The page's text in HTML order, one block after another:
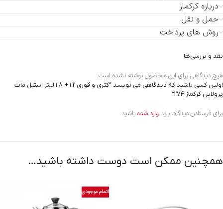
درباره کرکماز
حمل و نقل
روش های پرداخت
نقد و بررسی‌ها
هیچ دیدگاهی برای این محصول نوشته نشده است.
اولین کسی باشید که دیدگاهی می نویسد “کتری و قوری 1.2 + 1.8 لیتر استیل مات
پرولاین کرکماز 274”
برای فرستادن دیدگاه، باید وارد شده باشید.
همچنین ممکن است دوست داشته باشید…
اتمام موجودی